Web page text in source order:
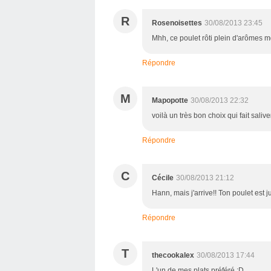
R Rosenoisettes 30/08/2013 23:45
Mhh, ce poulet rôti plein d'arômes
Répondre
M Mapopotte 30/08/2013 22:32
voilà un très bon choix qui fait
Répondre
C Cécile 30/08/2013 21:12
Hann, mais j'arrive!! Ton poulet est
Répondre
T thecookalex 30/08/2013 17:44